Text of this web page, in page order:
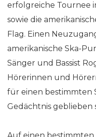
erfolgreiche Tournee
sowie die
Flag. Einen
amerikanische Ska-
Sänger und Bassist
Hörerinnen und
für einen bestimmten
Gedächtnis geblieben